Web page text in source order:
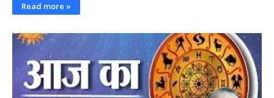
Read more »